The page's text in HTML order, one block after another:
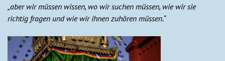
„aber wir müssen wissen, wo wir suchen müssen, wie wir sie
richtig fragen und wie wir ihnen zuhören müssen.“